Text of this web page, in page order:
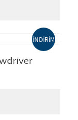
İNDIRIM!